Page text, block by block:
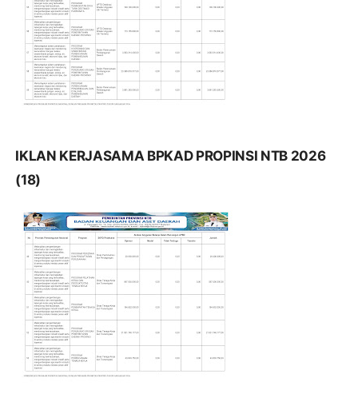
IKLAN KERJASAMA BPKAD PROPINSI NTB 2026
(18)